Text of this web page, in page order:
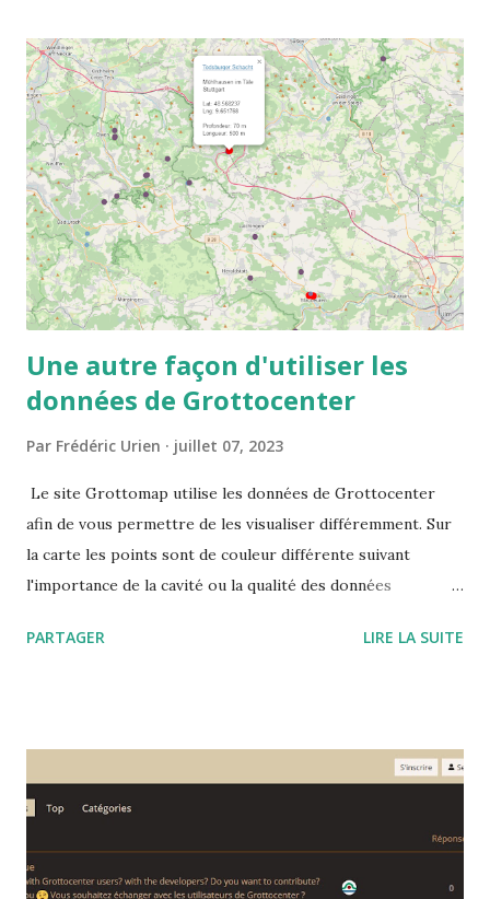
Une autre façon d'utiliser les
données de Grottocenter
Par Frédéric Urien juillet 07, 2023
Le site Grottomap utilise les données de Grottocenter
afin de vous permettre de les visualiser différemment. Sur
la carte les points sont de couleur différente suivant
l'importance de la cavité ou la qualité des données
détaillées mais également les cavités à proximité ou des
PARTAGER LIRE LA SUITE